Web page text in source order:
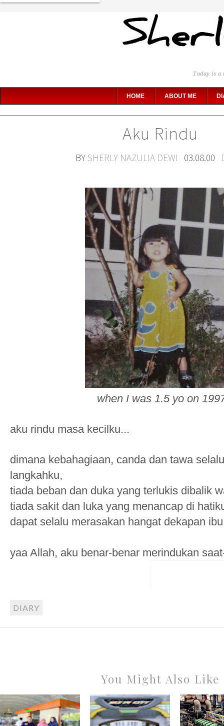
Today is
HOME ABOUT ME
Aku Rindu
BYSHERLY NAZULIA DEWI 03.08.00
when I was 1.5 yo on
aku rindu masa kecilku...
dimana kebahagiaan, canda dan tawa
langkahku,
tiada beban dan duka yang terlukis dibalik
tiada sakit dan luka yang menancap di
dapat selalu merasakan hangat dekapan
yaa Allah, aku benar-benar merindukan
DIARY
You Might Also Like